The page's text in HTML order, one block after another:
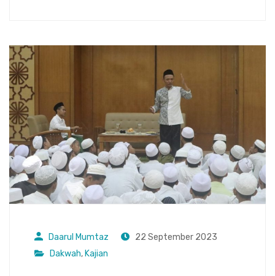
Daarul Mumtaz
22 September 2023
Dakwah, Kajian